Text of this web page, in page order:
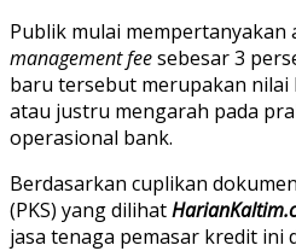
Publik mulai mempertanyakan
management feesebesar 3
baru tersebut merupakan nilai
atau justru mengarah pada
operasional bank.
Berdasarkan cuplikan
(PKS) yang dilihat
jasa tenaga pemasar kredit ini